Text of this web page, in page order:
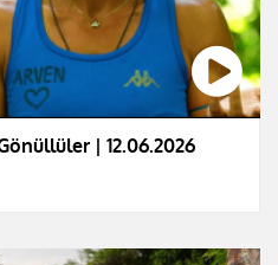
| 12.06.2026